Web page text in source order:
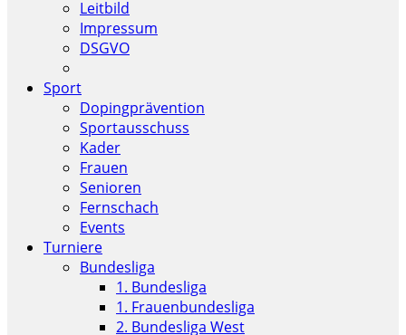
Leitbild
Impressum
DSGVO
Sport
Dopingprävention
Sportausschuss
Kader
Frauen
Senioren
Fernschach
Events
Turniere
Bundesliga
1. Bundesliga
1. Frauenbundesliga
2. Bundesliga West